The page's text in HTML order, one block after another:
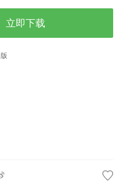
立即下载